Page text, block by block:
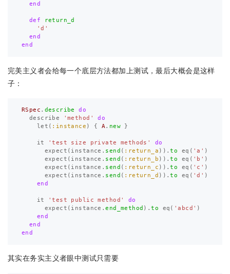
end
def
return_d
'd'
end
end
完美主义者会给每一个底层方法都加上测试，最后大概会是这样
子：
RSpec . describe
do
describe
'method'
do
let ( :instance ) { A . new }
it 'test size private methods'
do
expect ( instance . send ( :return_a )).to eq ( 'a' )
expect ( instance . send ( :return_b )).to eq ( 'b' )
expect ( instance . send ( :return_c )).to eq ( 'c' )
expect ( instance . send ( :return_d )).to eq ( 'd' )
end
it 'test public method'
do
expect ( instance .end_method ).to eq ( 'abcd' )
end
end
end
其实在务实主义者眼中测试只需要